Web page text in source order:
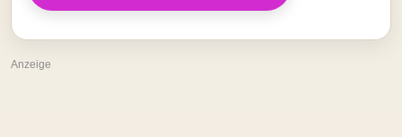
Anzeige